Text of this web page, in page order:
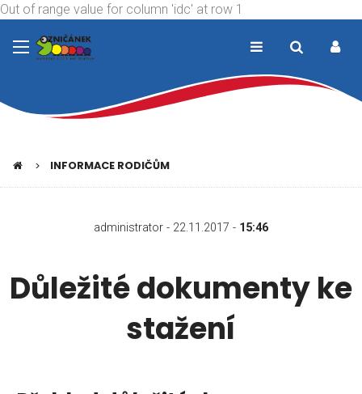
Out of range value for column 'idc' at row 1
INFORMACE RODIČŮM
administrator - 22.11.2017 - 15:46
Důležité dokumenty ke
stažení